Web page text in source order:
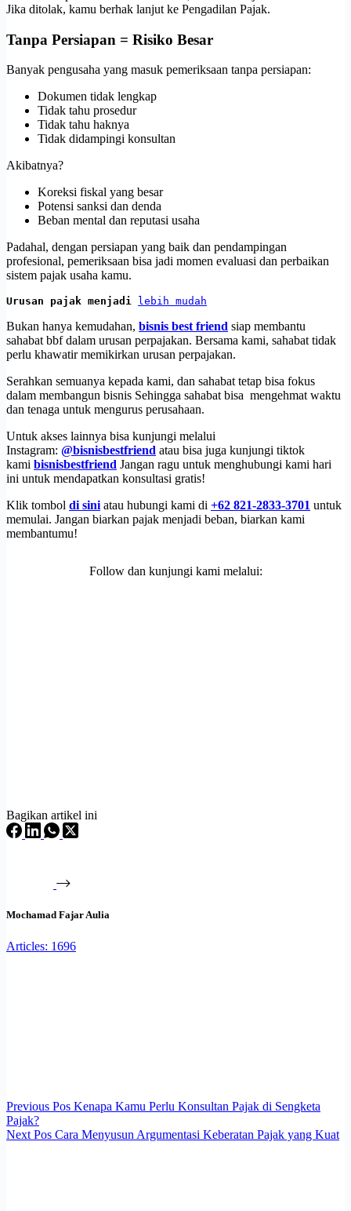
Jika ditolak, kamu berhak lanjut ke Pengadilan Pajak.
Tanpa Persiapan = Risiko Besar
Banyak pengusaha yang masuk pemeriksaan tanpa persiapan:
Dokumen tidak lengkap
Tidak tahu prosedur
Tidak tahu haknya
Tidak didampingi konsultan
Akibatnya?
Koreksi fiskal yang besar
Potensi sanksi dan denda
Beban mental dan reputasi usaha
Padahal, dengan persiapan yang baik dan pendampingan
profesional, pemeriksaan bisa jadi momen evaluasi dan perbaikan
sistem pajak usaha kamu.
Urusan pajak menjadi lebih mudah
Bukan hanya kemudahan, bisnis best friend siap membantu
sahabat bbf dalam urusan perpajakan. Bersama kami, sahabat tidak
perlu khawatir memikirkan urusan perpajakan.
Serahkan semuanya kepada kami, dan sahabat tetap bisa fokus
dalam membangun bisnis Sehingga sahabat bisa mengehmat waktu
dan tenaga untuk mengurus perusahaan.
Untuk akses lainnya bisa kunjungi melalui
Instagram: @bisnisbestfriend atau bisa juga kunjungi tiktok
kami bisnisbestfriend Jangan ragu untuk menghubungi kami hari
ini untuk mendapatkan konsultasi gratis!
Klik tombol di sini atau hubungi kami di +62 821-2833-3701 untuk
memulai. Jangan biarkan pajak menjadi beban, biarkan kami
membantumu!
Follow dan kunjungi kami melalui:
Bagikan artikel ini
Mochamad Fajar Aulia
Articles: 1696
Previous Pos Kenapa Kamu Perlu Konsultan Pajak di Sengketa
Pajak?
Next Pos Cara Menyusun Argumentasi Keberatan Pajak yang Kuat